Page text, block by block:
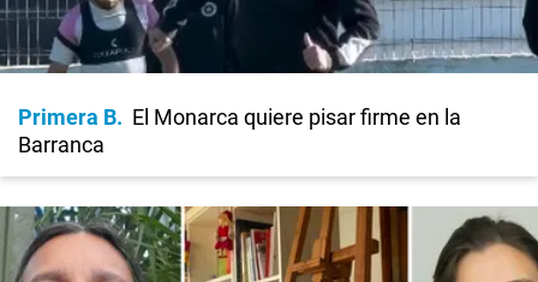
Primera B
El Monarca quiere pisar firme en la
Barranca